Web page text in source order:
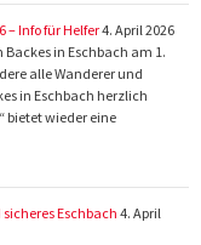
– Info für Helfer4. April 2026
Backes in Eschbach am 1.
alle Wanderer und
in Eschbach herzlich
bietet wieder eine
Eschbach 4. April